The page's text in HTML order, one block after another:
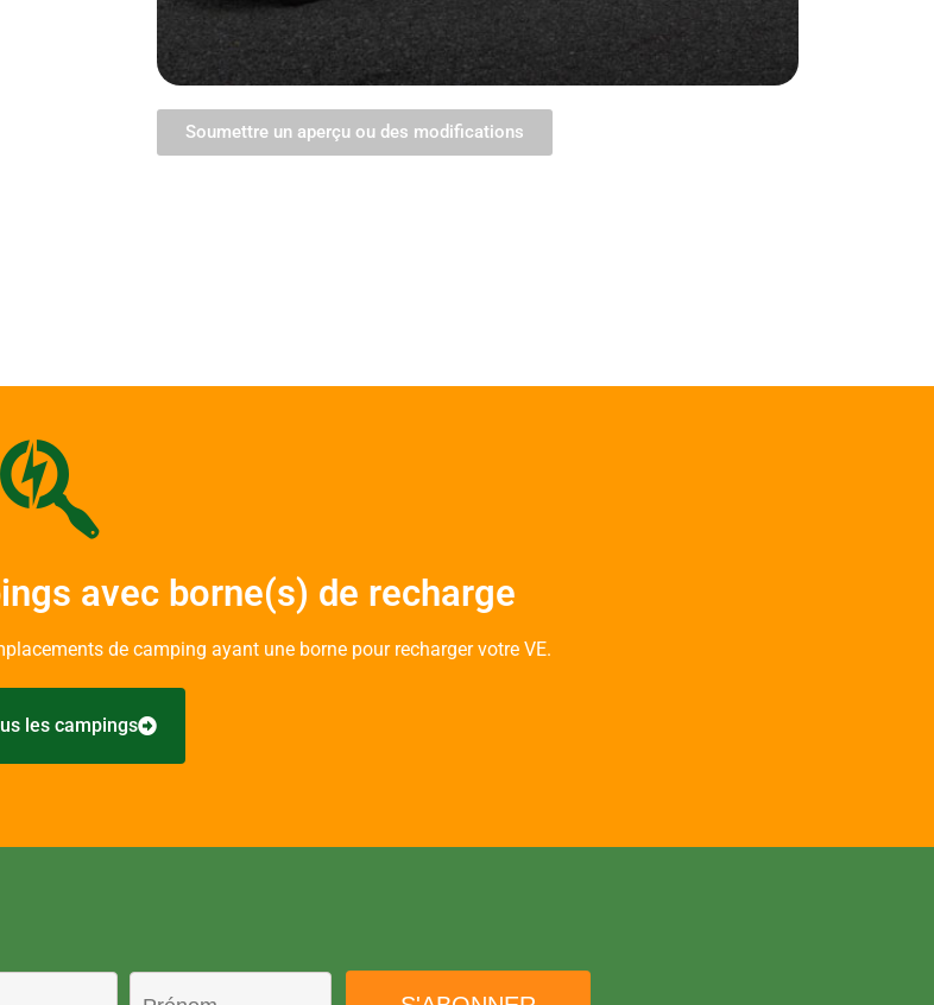
Soumettre un aperçu ou des modifications
avec borne(s) de recharge
de camping ayant une borne pour recharger votre VE.
les campings